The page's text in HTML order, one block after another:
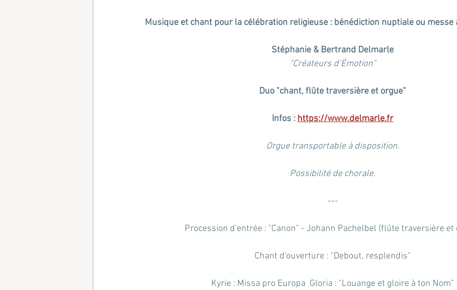
Musique et chant pour la célébration religieuse : bénédiction nuptiale ou messe
Stéphanie & Bertrand Delmarle
"Créateurs d’Émotion"
Duo "chant, flûte traversière et orgue"
Infos : https://www.delmarle.fr
Orgue transportable à disposition.
Possibilité de chorale.
---
Procession d'entrée : "Canon" - Johann Pachelbel (flûte traversière et
Chant d'ouverture : "Debout, resplendis"
Kyrie : Missa pro Europa  Gloria : "Louange et gloire à ton Nom"